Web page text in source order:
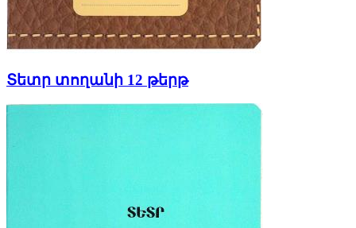
Տետր տողանի 12 թերթ